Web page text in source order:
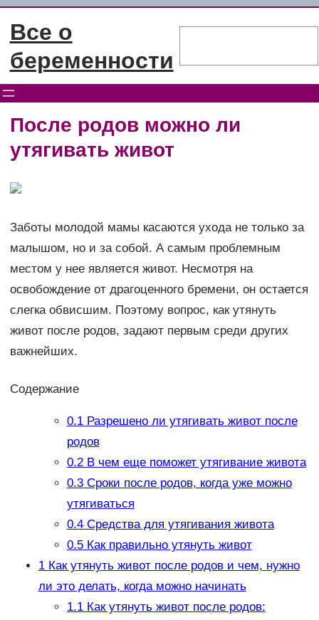
Перейти
содержимому
Все о
беременности
После родов можно ли
утягивать живот
Заботы молодой мамы касаются ухода не только за
малышом, но и за собой. А самым проблемным
местом у нее является живот. Несмотря на
освобождение от драгоценного бремени, он остается
слегка обвисшим. Поэтому вопрос, как утянуть
живот после родов, задают первым среди других
важнейших.
Содержание
0.1Разрешено ли утягивать живот после
родов
0.2В чем еще поможет утягивание живота
0.3Сроки после родов, когда уже можно
утягиваться
0.4Средства для утягивания живота
0.5Как правильно утянуть живот
1Как утянуть живот после родов и чем, нужно
ли это делать, когда можно начинать
1.1Как утянуть живот после родов: